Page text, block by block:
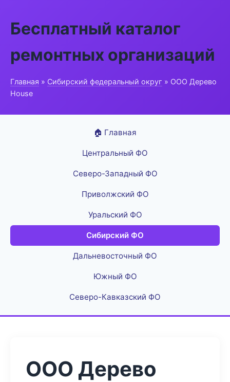
Бесплатный каталог
ремонтных организаций
Главная » Сибирский федеральный округ » ООО Дерево
House
🏠 Главная
Центральный ФО
Северо-Западный ФО
Приволжский ФО
Уральский ФО
Сибирский ФО
Дальневосточный ФО
Южный ФО
Северо-Кавказский ФО
ООО Дерево